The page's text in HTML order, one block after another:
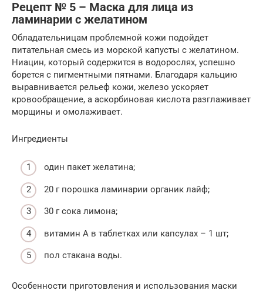
Рецепт № 5 – Маска для лица из
ламинарии с желатином
Обладательницам проблемной кожи подойдет
питательная смесь из морской капусты с желатином.
Ниацин, который содержится в водорослях, успешно
борется с пигментными пятнами. Благодаря кальцию
выравнивается рельеф кожи, железо ускоряет
кровообращение, а аскорбиновая кислота разглаживает
морщины и омолаживает.
Ингредиенты
один пакет желатина;
20 г порошка ламинарии органик лайф;
30 г сока лимона;
витамин A в таблетках или капсулах – 1 шт;
пол стакана воды.
Особенности приготовления и использования маски